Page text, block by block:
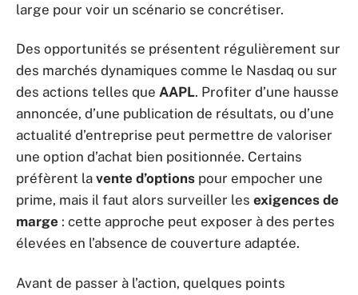
large pour voir un scénario se concrétiser.
Des opportunités se présentent régulièrement sur
des marchés dynamiques comme le Nasdaq ou sur
des actions telles que AAPL. Profiter d’une hausse
annoncée, d’une publication de résultats, ou d’une
actualité d’entreprise peut permettre de valoriser
une option d’achat bien positionnée. Certains
préfèrent la vente d’options pour empocher une
prime, mais il faut alors surveiller les exigences de
marge : cette approche peut exposer à des pertes
élevées en l’absence de couverture adaptée.
Avant de passer à l’action, quelques points